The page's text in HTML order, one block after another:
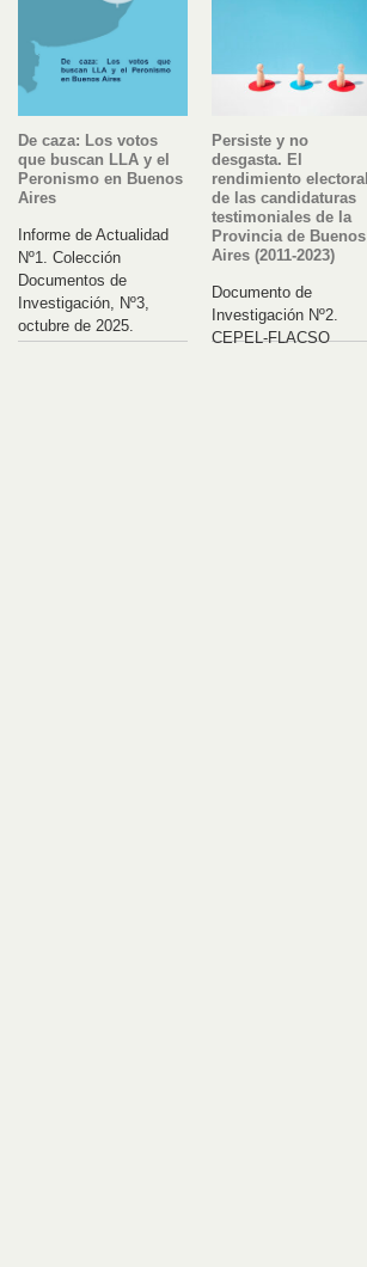
De caza: Los votos
que buscan LLA y el
Peronismo en Buenos
Aires
Informe de Actualidad
Nº1. Colección
Documentos de
Investigación, Nº3,
octubre de 2025.
Persiste y no
desgasta. El
rendimiento electoral
de las candidaturas
testimoniales de la
Provincia de Buenos
Aires (2011-2023)
Documento de
Investigación Nº2.
CEPEL-FLACSO